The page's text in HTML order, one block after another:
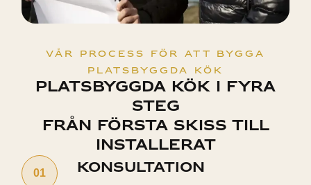
Vår Process för att bygga
platsbyggda kök
Platsbyggda kök i fyra
steg
Från första skiss till
installerat
Konsultation